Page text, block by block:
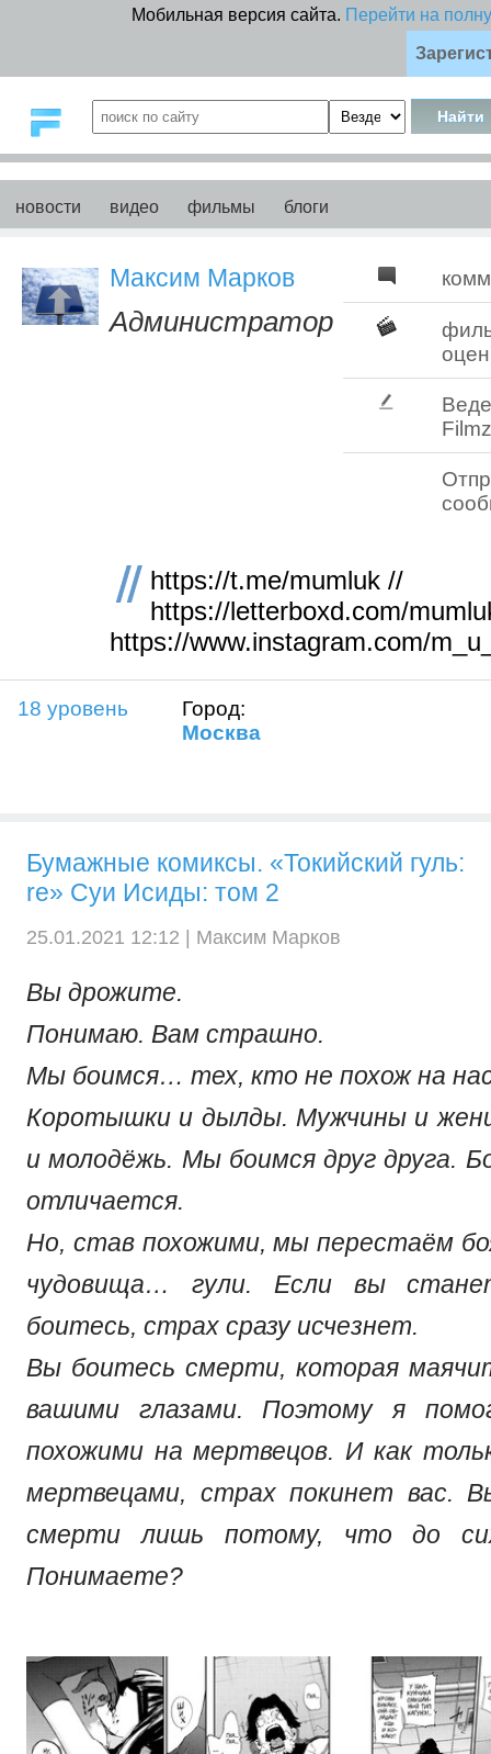
Мобильная версия сайта. Перейти на
новости видео фильмы блоги
Максим Марков
Администратор
https://t.me/mumluk //
https://letterboxd.com/
https://www.instagram.com/
18 уровень
Город:
Москва
Бумажные комиксы. «Токийский гуль:
re» Суи Исиды: том 2
25.01.2021 12:12 | Максим Марков
Вы дрожите.
Понимаю. Вам страшно.
Мы боимся… тех, кто не похож на
Коротышки и дылды. Мужчины и
и молодёжь. Мы боимся друг друга.
отличается.
Но, став похожими, мы перестаём
чудовища… гули. Если вы
боитесь, страх сразу исчезнет.
Вы боитесь смерти, которая
вашими глазами. Поэтому я
похожими на мертвецов. И как
мертвецами, страх покинет вас.
смерти лишь потому, что до
Понимаете?